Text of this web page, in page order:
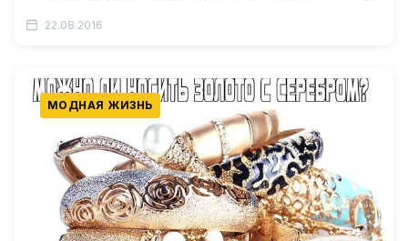
22.08.2016
МОДНАЯ ЖИЗНЬ